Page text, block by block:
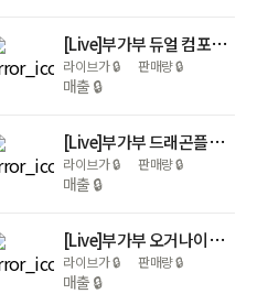
[Live]부가부 듀얼 컴포트 시트라이너 (7월 배송)
라이브가🔒 판매량🔒
매출 🔒
[Live]부가부 드래곤플라이 플러스 브리지 썬 캐노피 (7월 배송)
라이브가🔒 판매량🔒
매출 🔒
[Live]부가부 오거나이저 (7월 배송)
라이브가🔒 판매량🔒
매출 🔒